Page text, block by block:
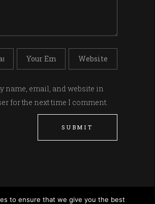
name, email, and website in
for the next time I comment.
to ensure that we give you the best